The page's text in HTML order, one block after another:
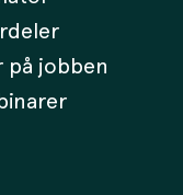
på jobben